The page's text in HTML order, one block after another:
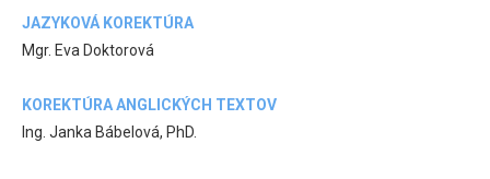
JAZYKOVÁ KOREKTÚRA
Mgr. Eva Doktorová
KOREKTÚRA ANGLICKÝCH TEXTOV
Ing. Janka Bábelová, PhD.